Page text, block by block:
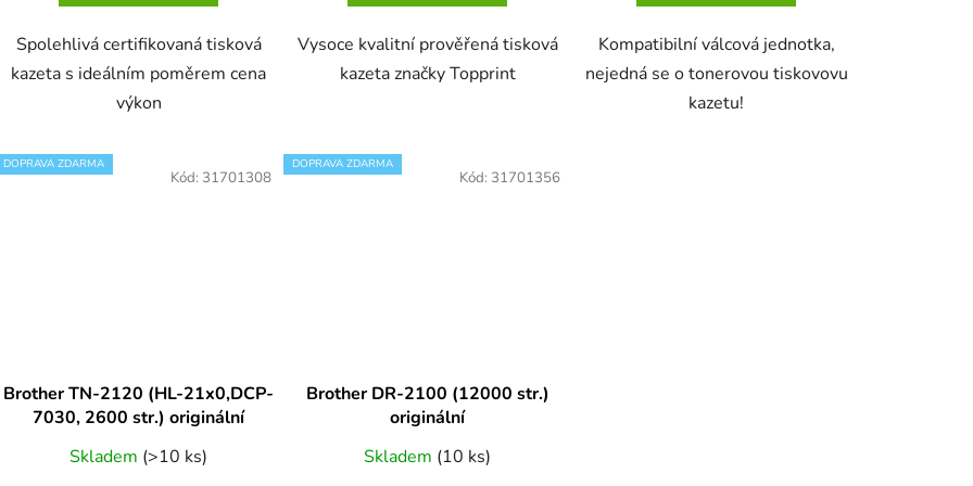
Spolehlivá certifikovaná tisková
kazeta s ideálním poměrem cena
výkon
Vysoce kvalitní prověřená tisková
kazeta značky Topprint
Kompatibilní válcová jednotka,
nejedná se o tonerovou tiskovovu
kazetu!
DOPRAVA ZDARMA
Brother TN-2120 (HL-21x0,DCP-
7030, 2600 str.) originální
Skladem (>10 ks)
Kód: 31701308
DOPRAVA ZDARMA
Brother DR-2100 (12000 str.)
originální
Skladem (10 ks)
Kód: 31701356